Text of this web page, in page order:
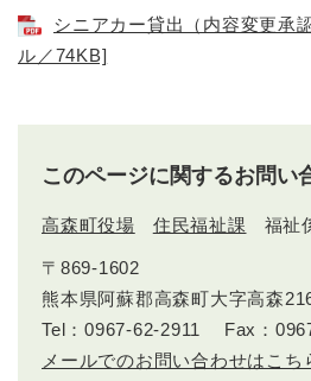
シニアカー貸出（内容変更承
ル／74KB]
このページに関するお問い
高森町役場 住民福祉課 福祉
〒869-1602
熊本県阿蘇郡高森町大字高森
Tel：0967-62-2911
Fax：
メールでのお問い合わせはこち